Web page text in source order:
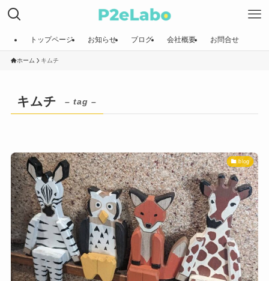
トップページ お知らせ ブログ 会社概要 お問合せ
ホーム キムチ
キムチ – tag –
blog